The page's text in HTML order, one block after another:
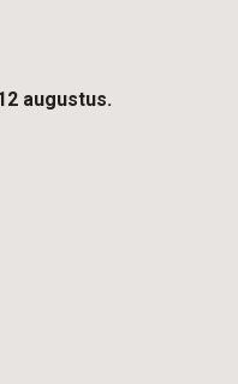
augustus.